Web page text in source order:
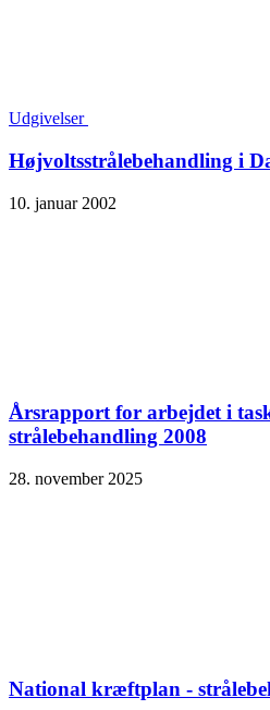
Udgivelser
Højvoltsstrålebehandling i
10. januar 2002
Årsrapport for arbejdet i
strålebehandling 2008
28. november 2025
National kræftplan -